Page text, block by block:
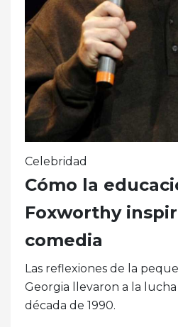
Celebridad
Cómo la
Foxworthy
comedia
Las reflexiones de la
Georgia llevaron a la
década de 1990.